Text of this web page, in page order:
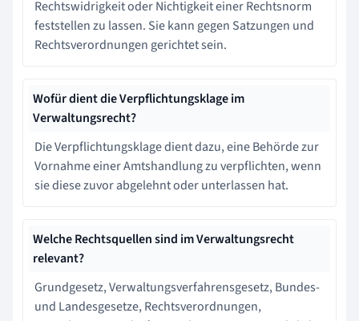
Rechtswidrigkeit oder Nichtigkeit einer Rechtsnorm
feststellen zu lassen. Sie kann gegen Satzungen und
Rechtsverordnungen gerichtet sein.
Wofür dient die Verpflichtungsklage im
Verwaltungsrecht?
Die Verpflichtungsklage dient dazu, eine Behörde zur
Vornahme einer Amtshandlung zu verpflichten, wenn
sie diese zuvor abgelehnt oder unterlassen hat.
Welche Rechtsquellen sind im Verwaltungsrecht
relevant?
Grundgesetz, Verwaltungsverfahrensgesetz, Bundes-
und Landesgesetze, Rechtsverordnungen,